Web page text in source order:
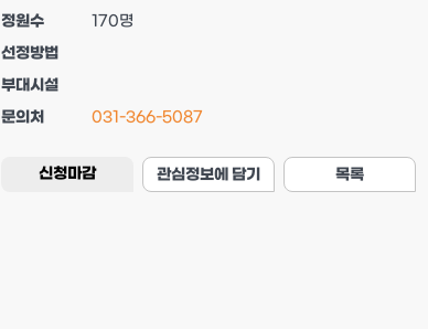
정원수
170명
선정방법
부대시설
문의처
031-366-5087
신청마감 관심정보에 담기 목록